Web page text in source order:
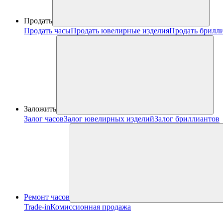
Продать
Продать часыПродать ювелирные изделияПродать
Заложить
Залог часовЗалог ювелирных изделийЗалог бриллиантов
Ремонт часов
Trade-inКомиссионная продажа